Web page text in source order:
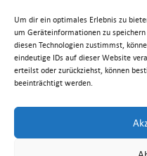
Um dir ein optimales Erlebnis zu
um Geräteinformationen zu
diesen Technologien zustimmst,
eindeutige IDs auf dieser Website
erteilst oder zurückziehst, können
beeinträchtigt werden.
Telefon: +49 (0) 91 92 / 99
eMail:info@me-